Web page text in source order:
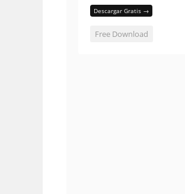
Descargar Gratis →
Free Download